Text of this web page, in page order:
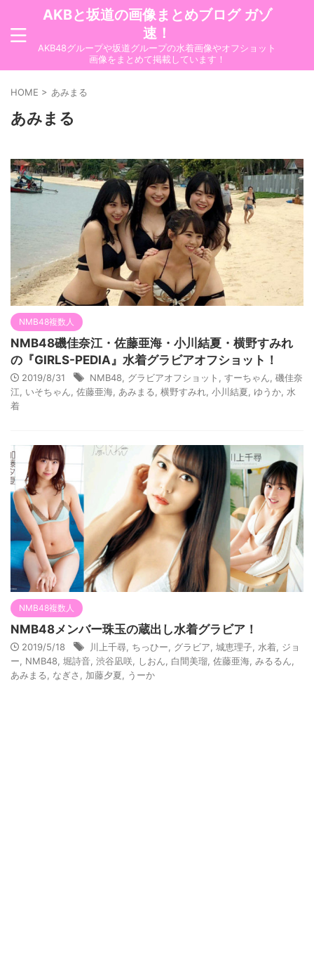
AKBと坂道の画像まとめブログ ガゾ
速！
AKB48グループや坂道グループの水着画像やオフショット
画像をまとめて掲載しています！
HOME > あみまる
あみまる
NMB48複数人
NMB48磯佳奈江・佐藤亜海・小川結夏・横野すみれ
の『GIRLS-PEDIA』水着グラビアオフショット！
2019/8/31 NMB48 グラビアオフショット すーちゃん 磯佳奈
江
いそちゃん 佐藤亜海 あみまる 横野すみれ 小川結夏 ゆうか 水
着
NMB48複数人
NMB48メンバー珠玉の蔵出し水着グラビア！
2019/5/18 川上千尋 ちっひー グラビア 城恵理子 水着 ジョ
ー
NMB48 堀詩音 渋谷凪咲 しおん 白間美瑠 佐藤亜海 みるるん
あみまる
なぎさ 加藤夕夏 うーか